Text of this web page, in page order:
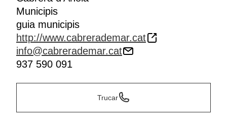
Municipis
guia municipis
http://www.cabrerademar.cat
info@cabrerademar.cat
937 590 091
Trucar